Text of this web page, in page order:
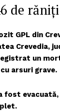
de răniți
GPL din
Crevedia,
un
arsuri grave.
fost